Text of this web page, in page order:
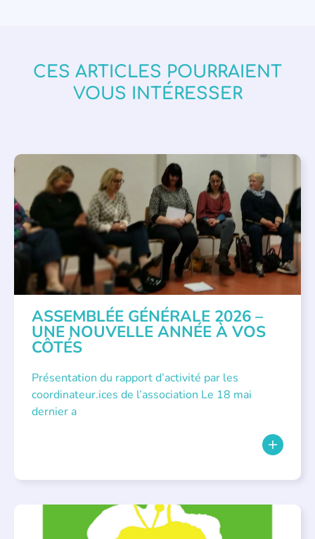
CES ARTICLES POURRAIENT
VOUS INTÉRESSER
APPEL À SOUTIEN , VIE DE L'ASSOCIATION
ASSEMBLÉE GÉNÉRALE 2026 –
UNE NOUVELLE ANNÉE À VOS
CÔTÉS
Présentation du rapport d’activité par les
coordinateur.ices de l’association Le 18 mai
dernier a
BIBLIOTHÈQUES ÉVÉNEMENTS , LECTURE INDIVIDUALISÉE